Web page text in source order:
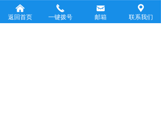
业园区规划设计，
ꄴ 上一个：
安徽玻璃温室/温室价格/温室大棚用处/温
낀
返回首页
끅
一键拨号
낂
邮箱
끇
联系我们